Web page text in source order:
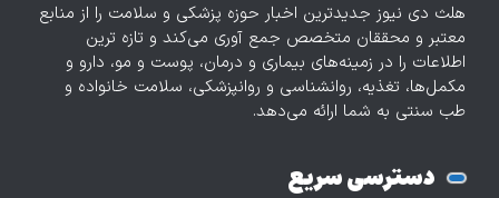
هلث دی نیوز جدیدترین اخبار حوزه پزشکی و سلامت را از منابع
معتبر و محققان متخصص جمع آوری می‌کند و تازه‌ ترین
اطلاعات را در زمینه‌های بیماری و درمان، پوست و مو، دارو و
مکمل‌ها، تغذیه، روانشناسی و روانپزشکی، سلامت خانواده و
طب سنتی به شما ارائه می‌دهد.
دسترسی سریع